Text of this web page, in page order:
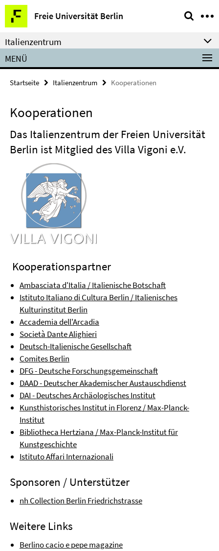
Springe
direkt
zu
Inhalt
Freie Universität Berlin
Service-
Navigation
Italienzentrum
MENÜ
Startseite Italienzentrum Kooperationen
Kooperationen
Das Italienzentrum der Freien Universität
Berlin ist Mitglied des Villa Vigoni e.V.
Kooperationspartner
Ambasciata d'Italia / Italienische Botschaft
Istituto Italiano di Cultura Berlin / Italienisches
Kulturinstitut Berlin
Accademia dell'Arcadia
Società Dante Alighieri
Deutsch-Italienische Gesellschaft
Comites Berlin
DFG - Deutsche Forschungsgemeinschaft
DAAD - Deutscher Akademischer Austauschdienst
DAI - Deutsches Archäologisches Institut
Kunsthistorisches Institut in Florenz / Max-Planck-
Institut
Bibliotheca Hertziana / Max-Planck-Institut für
Kunstgeschichte
Istituto Affari Internazionali
Sponsoren / Unterstützer
nh Collection Berlin Friedrichstrasse
Weitere Links
Berlino cacio e pepe magazine